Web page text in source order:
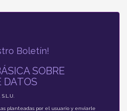
Boletín!
SOBRE
DATOS
planteadas por el usuario y enviarle